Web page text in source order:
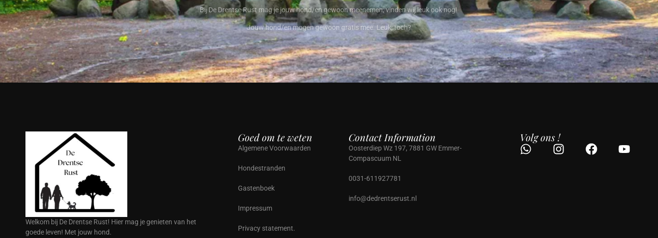
Bij De Drentse Rust mag je jouw hond/en gewoon meenemen, vinden wij leuk ook nog!
Jouw hond/en mogen gewoon gratis mee. Leuk, toch?
Welkom bij De Drentse Rust! Hier mag je genieten van het
goede leven! Met jouw hond.
Goed om te weten
Algemene Voorwaarden
Hondestranden
Gastenboek
Impressum
Privacy statement.
Contact Information
Oosterdiep Wz 197, 7881 GW Emmer-
Compascuum NL
0031-611927781
info@dedrentserust.nl
Volg ons !